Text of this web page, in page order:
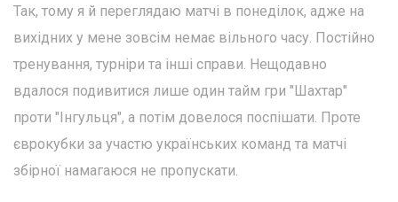
Так, тому я й переглядаю матчі в понеділок, адже на
вихідних у мене зовсім немає вільного часу. Постійно
тренування, турніри та інші справи. Нещодавно
вдалося подивитися лише один тайм гри "Шахтар"
проти "Інгульця", а потім довелося поспішати. Проте
єврокубки за участю українських команд та матчі
збірної намагаюся не пропускати.